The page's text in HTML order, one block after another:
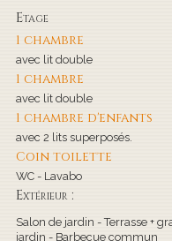
Etage
1 chambre
avec lit double
1 chambre
avec lit double
1 chambre d'enfants
avec 2 lits superposés.
Coin toilette
WC - Lavabo
Extérieur :
Salon de jardin - Terrasse +
jardin - Barbecue commun